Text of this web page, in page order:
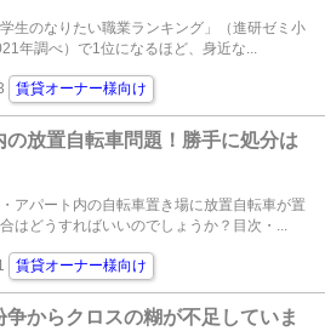
生のなりたい職業ランキング」（進研ゼミ小
年調べ）で1位になるほど、身近な...
賃貸オーナー様向け
放置自転車問題！勝手に処分は
アパート内の自転車置き場に放置自転車が置
はどうすればいいのでしょうか？目次・...
賃貸オーナー様向け
からクロスの糊が不足していま